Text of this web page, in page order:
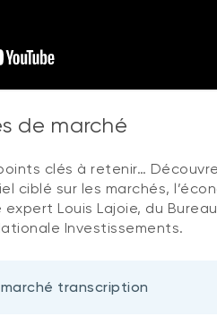
de marché
clés à retenir…
ciblé sur les marchés,
Louis Lajoie, du
Investissements.
transcription